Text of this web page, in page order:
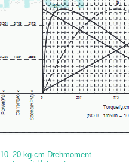
kg·cm Drehmoment